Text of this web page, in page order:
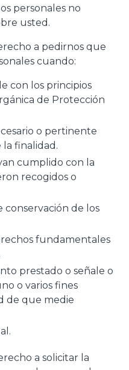
personales no
usted.
a pedirnos que
cuando:
con los principios
de Protección
o pertinente
finalidad.
cumplido con la
recogidos o
conservación de los
fundamentales
prestado o señale o
o varios fines
de que medie
a solicitar la